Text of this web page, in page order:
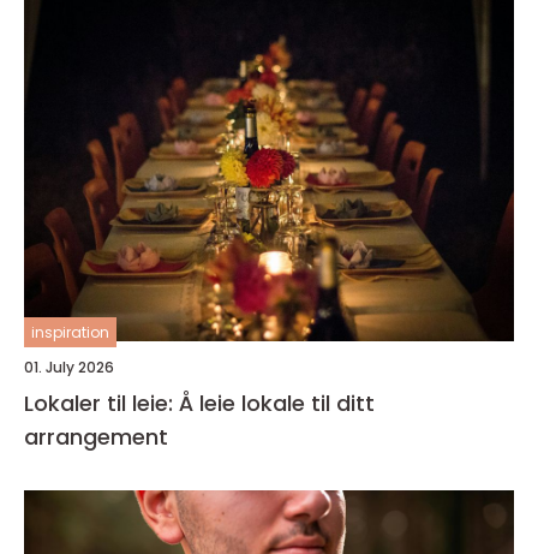
inspiration
01. July 2026
Lokaler til leie: Å leie lokale til ditt
arrangement